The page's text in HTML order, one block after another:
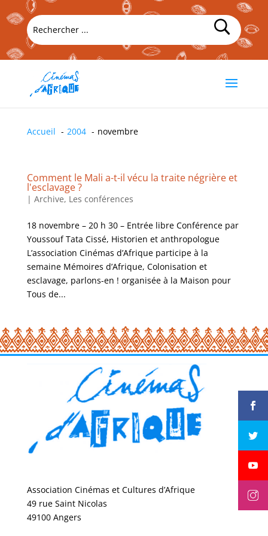
Accueil 2004 novembre
Comment le Mali a-t-il vécu la traite négrière et
l'esclavage ?
| Archive, Les conférences
18 novembre – 20 h 30 – Entrée libre Conférence par
Youssouf Tata Cissé, Historien et anthropologue
L’association Cinémas d’Afrique participe à la
semaine Mémoires d’Afrique, Colonisation et
esclavage, parlons-en ! organisée à la Maison pour
Tous de...
Association Cinémas et Cultures d’Afrique
49 rue Saint Nicolas
49100 Angers